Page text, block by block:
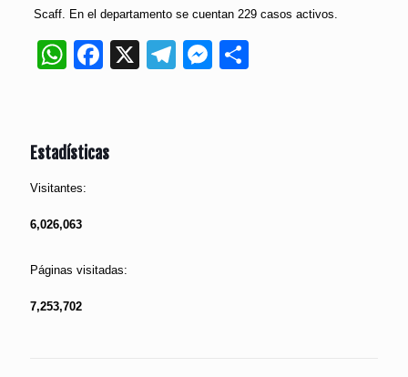
Scaff. En el departamento se cuentan 229 casos activos.
WhatsApp
Facebook
X Telegram
Messenger
Estadísticas
Visitantes:
6,026,063
Páginas visitadas:
7,253,702